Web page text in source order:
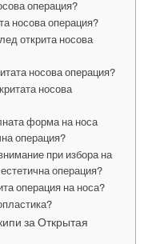
операция?
носова операция?
открита носова
носова операция?
носова
форма на носа
операция?
при избора на
операция?
операция на носа?
за Открытая